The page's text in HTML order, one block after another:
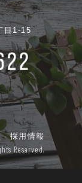
目1-15
採用情報
Resarved.